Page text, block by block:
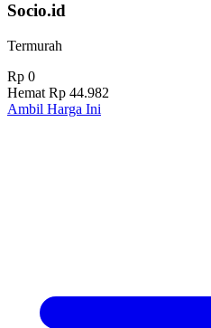
Socio.id
Termurah
Rp 0
Hemat Rp 44.982
Ambil Harga Ini